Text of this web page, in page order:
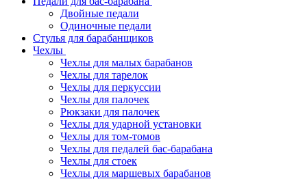
Двойные педали
Одиночные педали
Стулья для барабанщиков
Чехлы
Чехлы для малых барабанов
Чехлы для тарелок
Чехлы для перкуссии
Чехлы для палочек
Рюкзаки для палочек
Чехлы для ударной установки
Чехлы для том-томов
Чехлы для педалей бас-барабана
Чехлы для стоек
Чехлы для маршевых барабанов